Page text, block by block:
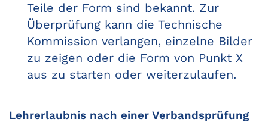
Teile der Form sind bekannt. Zur
Überprüfung kann die Technische
Kommission verlangen, einzelne Bilder
zu zeigen oder die Form von Punkt X
aus zu starten oder weiterzulaufen.
Lehrerlaubnis nach einer Verbandsprüfung